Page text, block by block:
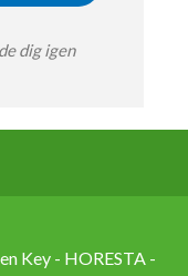
dig igen
Key - HORESTA -